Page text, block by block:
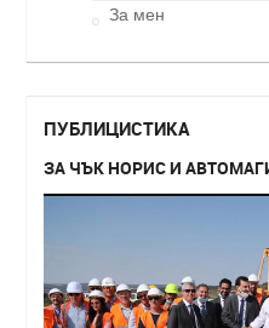
За мен
ПУБЛИЦИСТИКА
ЗА ЧЪК НОРИС И